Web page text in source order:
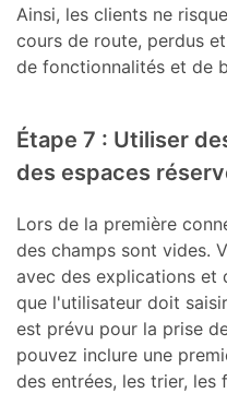
Ainsi, les clients ne
cours de route, perdus
de fonctionnalités et de
Étape 7 : Utiliser
des espaces
Lors de la première
des champs sont vides.
avec des explications et
que l'utilisateur doit
est prévu pour la prise
pouvez inclure une
des entrées, les trier,